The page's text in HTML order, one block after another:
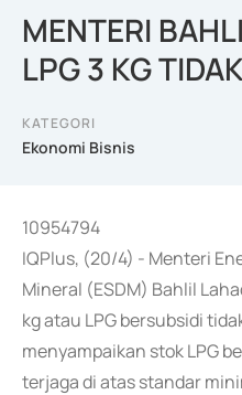
MENTERI
LPG 3 KG
KATEGORI
Ekonomi Bisnis
10954794
IQPlus, (20/4) - Menteri
Mineral (ESDM) Bahlil
kg atau LPG bersubsidi
menyampaikan stok LPG
terjaga di atas standar